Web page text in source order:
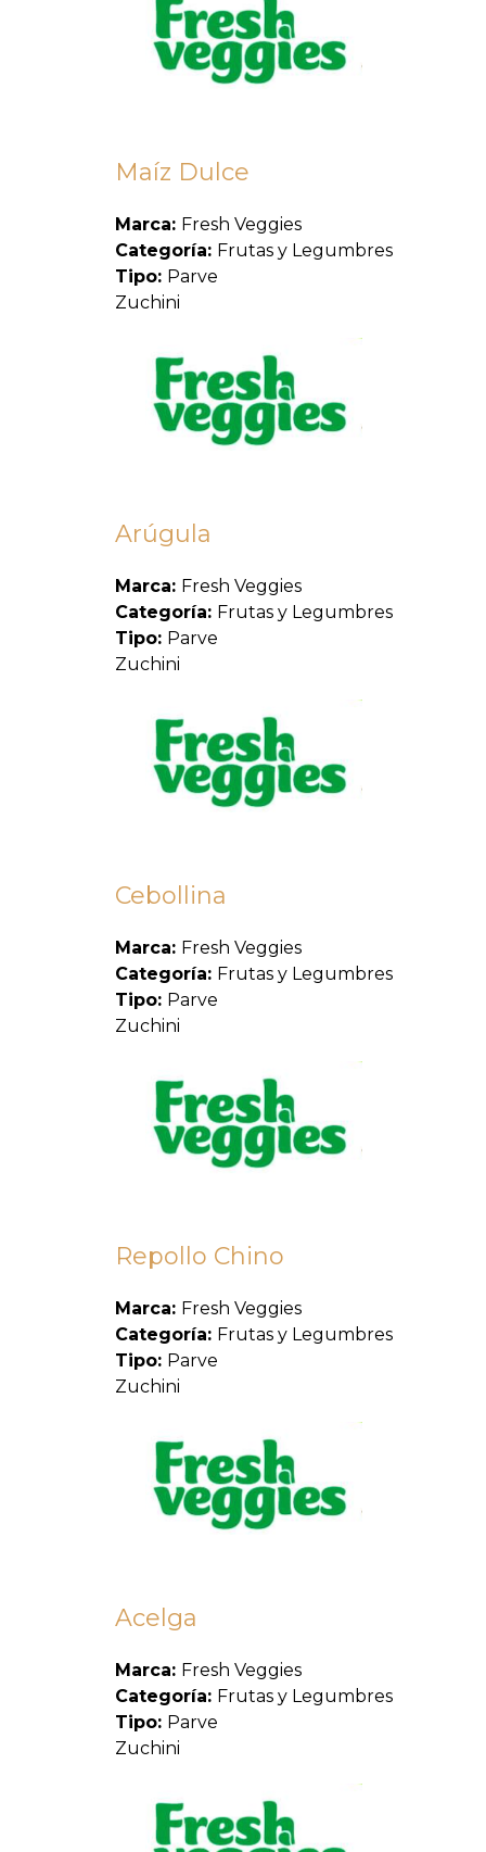
Maíz Dulce
Marca: Fresh Veggies
Categoría: Frutas y Legumbres
Tipo: Parve
Zuchini
Arúgula
Marca: Fresh Veggies
Categoría: Frutas y Legumbres
Tipo: Parve
Zuchini
Cebollina
Marca: Fresh Veggies
Categoría: Frutas y Legumbres
Tipo: Parve
Zuchini
Repollo Chino
Marca: Fresh Veggies
Categoría: Frutas y Legumbres
Tipo: Parve
Zuchini
Acelga
Marca: Fresh Veggies
Categoría: Frutas y Legumbres
Tipo: Parve
Zuchini